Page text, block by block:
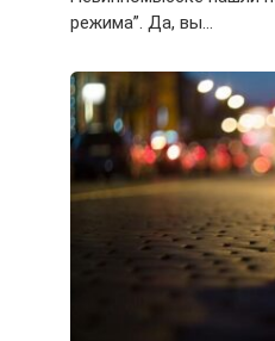
режима”. Да, вы…